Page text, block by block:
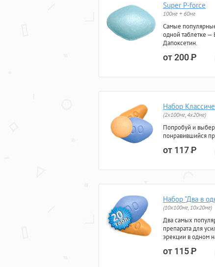
Super P-force
100мг + 60мг
Самые
одной таблетке —
Дапоксетин.
от 200Р
Набор
(2x100мг, 4x20мг)
Попробуй и
понравившийся
от 117Р
Набор "Два в
(10x100мг, 10x20мг)
Два самых
препарата для
эрекции в одном
от 115Р